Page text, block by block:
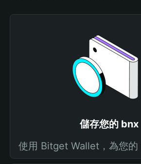
儲存您的 bnx
使用 Bitget Wallet，為您